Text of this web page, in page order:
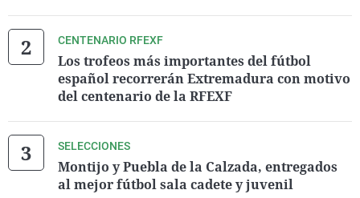
CENTENARIO RFEXF
Los trofeos más importantes del fútbol
español recorrerán Extremadura con motivo
del centenario de la RFEXF
SELECCIONES
Montijo y Puebla de la Calzada, entregados
al mejor fútbol sala cadete y juvenil